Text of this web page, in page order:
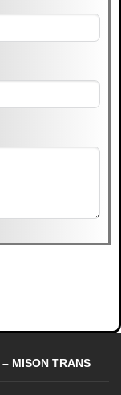
MISON TRANS